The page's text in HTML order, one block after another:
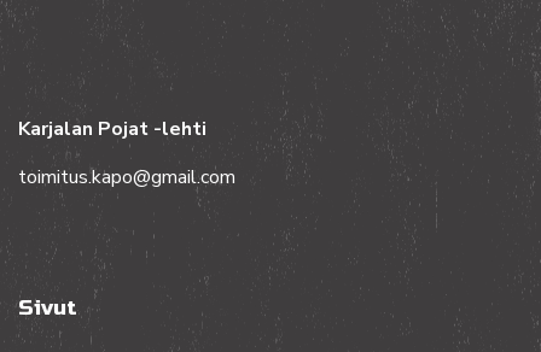
Karjalan Pojat -lehti
toimitus.kapo@gmail.com
Sivut